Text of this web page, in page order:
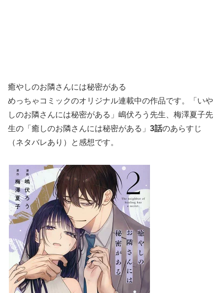
癒やしのお隣さんには秘密がある
めっちゃコミックのオリジナル連載中の作品です。「いや
しのお隣さんには秘密がある」嶋伏ろう先生、梅澤夏子先
生の「癒しのお隣さんには秘密がある」 3話のあらすじ
（ネタバレあり）と感想です。